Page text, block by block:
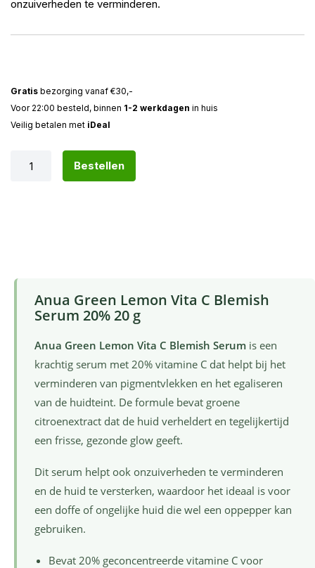
onzuiverheden te verminderen.
Gratis bezorging vanaf €30,-
Voor 22:00 besteld, binnen 1-2 werkdagen in huis
Veilig betalen met iDeal
Bestellen
Anua Green Lemon Vita C Blemish
Serum 20% 20 g
Anua Green Lemon Vita C Blemish Serum is een
krachtig serum met 20% vitamine C dat helpt bij het
verminderen van pigmentvlekken en het egaliseren
van de huidteint. De formule bevat groene
citroenextract dat de huid verheldert en tegelijkertijd
een frisse, gezonde glow geeft.
Dit serum helpt ook onzuiverheden te verminderen
en de huid te versterken, waardoor het ideaal is voor
een doffe of ongelijke huid die wel een oppepper kan
gebruiken.
Bevat 20% geconcentreerde vitamine C voor